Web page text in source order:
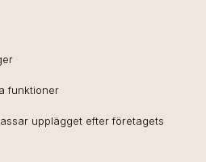
funktioner
upplägget efter företagets